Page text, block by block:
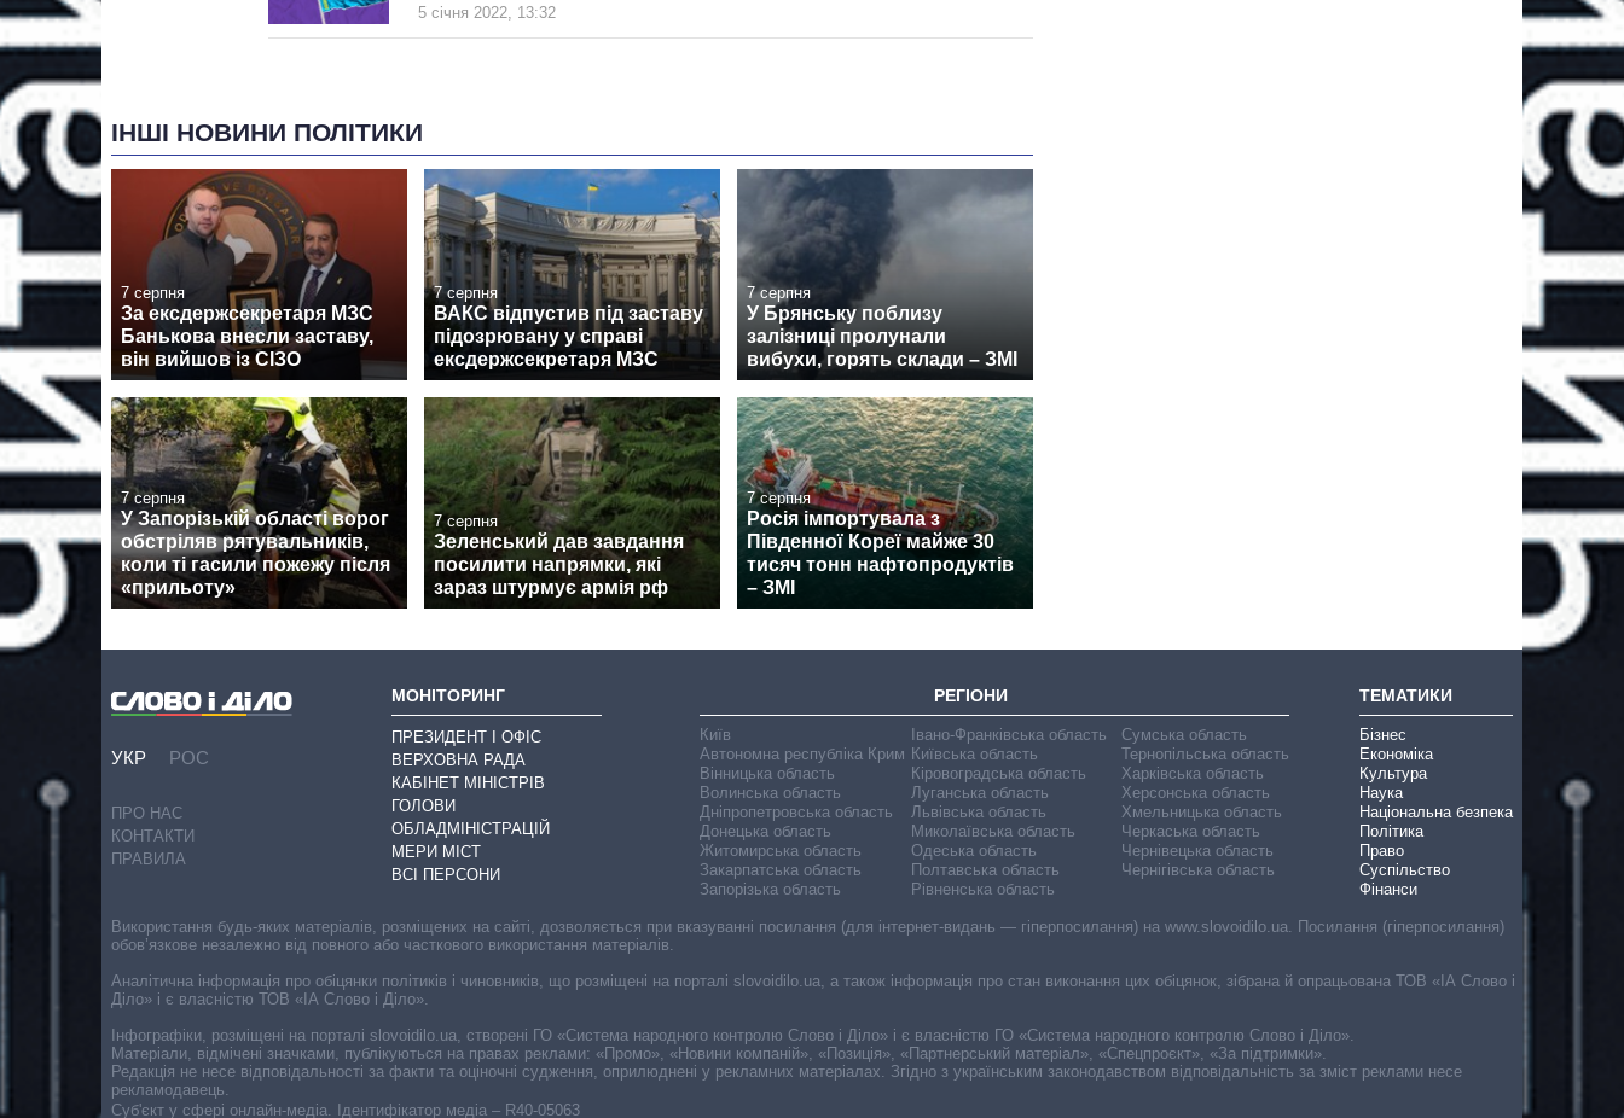
5 січня 2022, 13:32
ІНШІ НОВИНИ ПОЛІТИКИ
7 серпня
За ексдержсекретаря МЗС
Банькова внесли заставу,
він вийшов із СІЗО
7 серпня
ВАКС відпустив під заставу
підозрювану у справі
ексдержсекретаря МЗС
7 серпня
У Брянську поблизу
залізниці пролунали
вибухи, горять склади – ЗМІ
7 серпня
У Запорізькій області ворог
обстріляв рятувальників,
коли ті гасили пожежу після
«прильоту»
7 серпня
Зеленський дав завдання
посилити напрямки, які
зараз штурмує армія рф
7 серпня
Росія імпортувала з
Південної Кореї майже 30
тисяч тонн нафтопродуктів
– ЗМІ
УКР РОС
ПРО НАС
КОНТАКТИ
ПРАВИЛА
МОНІТОРИНГ
ПРЕЗИДЕНТ І ОФІС
ВЕРХОВНА РАДА
КАБІНЕТ МІНІСТРІВ
ГОЛОВИ
ОБЛАДМІНІСТРАЦІЙ
МЕРИ МІСТ
ВСІ ПЕРСОНИ
РЕГІОНИ
Київ
Автономна республіка Крим
Вінницька область
Волинська область
Дніпропетровська область
Донецька область
Житомирська область
Закарпатська область
Запорізька область
Івано-Франківська область
Київська область
Кіровоградська область
Луганська область
Львівська область
Миколаївська область
Одеська область
Полтавська область
Рівненська область
Сумська область
Тернопільська область
Харківська область
Херсонська область
Хмельницька область
Черкаська область
Чернівецька область
Чернігівська область
ТЕМАТИКИ
Бізнес
Економіка
Культура
Наука
Національна безпека
Політика
Право
Суспільство
Фінанси
Cуб'єкт у сфері онлайн-медіа. Ідентифікатор медіа – R40-05063
Використання будь-яких матеріалів, розміщених на сайті, дозволяється при вказуванні посилання (для інтернет-видань — гіперпосилання) на www.slovoidilo.ua. Посилання (гіперпосилання)
обов’язкове незалежно від повного або часткового використання матеріалів.
Аналітична інформація про обіцянки політиків і чиновників, що розміщені на порталі slovoidilo.ua, а також інформація про стан виконання цих обіцянок, зібрана й опрацьована ТОВ «ІА Слово і
Діло» і є власністю ТОВ «ІА Слово і Діло».
Інфографіки, розміщені на порталі slovoidilo.ua, створені ГО «Система народного контролю Слово і Діло» і є власністю ГО «Система народного контролю Слово і Діло».
Матеріали, відмічені значками, публікуються на правах реклами: «Промо», «Новини компаній», «Позиція», «Партнерський матеріал», «Спецпроєкт», «За підтримки».
Редакція не несе відповідальності за факти та оціночні судження, оприлюднені у рекламних матеріалах. Згідно з українським законодавством відповідальність за зміст реклами несе
рекламодавець.